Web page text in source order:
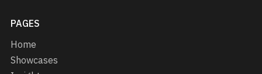
PAGES
Home
Showcases